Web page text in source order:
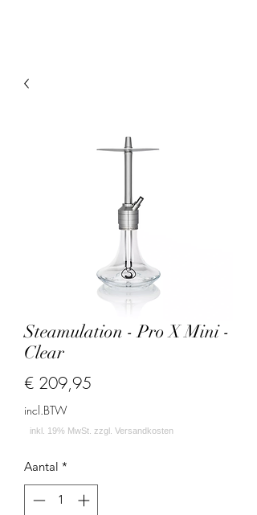
Steamulation - Pro X Mini -
Clear
€ 209,95
incl.BTW
Aantal *